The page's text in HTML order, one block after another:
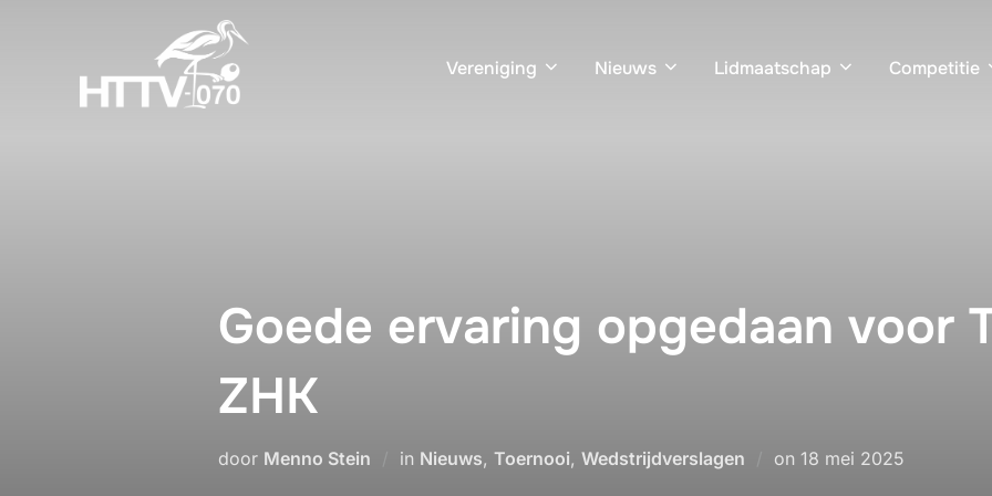
Vereniging Nieuws Lidmaatschap Competitie
Goede ervaring opgedaan voor
ZHK
door Menno Stein in Nieuws, Toernooi, Wedstrijdverslagen on Geplaatst
18 mei 2025